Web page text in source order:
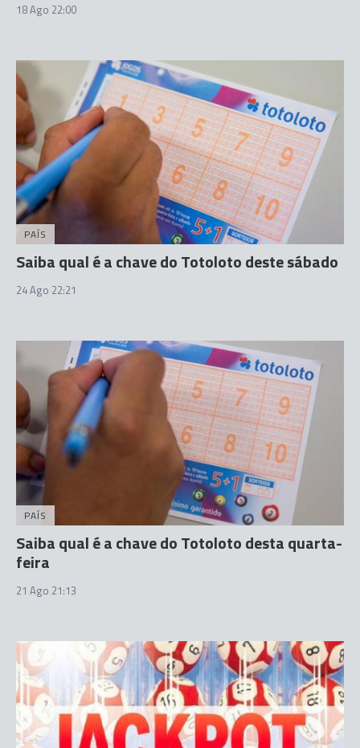
18 Ago 22:00
PAÍS
Saiba qual é a chave do Totoloto deste sábado
24 Ago 22:21
PAÍS
Saiba qual é a chave do Totoloto desta quarta-
feira
21 Ago 21:13